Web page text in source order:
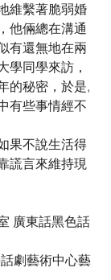
維繫著脆弱婚
他倆總在溝通
有還無地在兩
學同學來訪，
的秘密，於是,
有些事情經不
果不說生活得
謊言來維持現
廣東話黑色話
話劇藝術中心藝